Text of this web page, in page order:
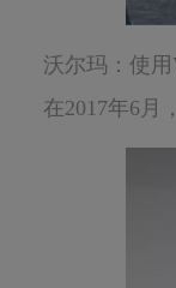
沃尔玛：使
在2017年6月，